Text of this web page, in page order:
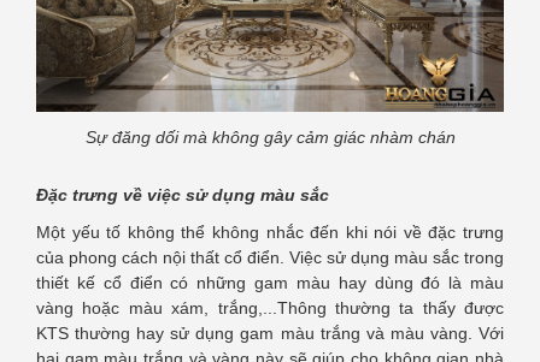
Sự đăng dối mà không gây cảm giác nhàm chán
Đặc trưng về việc sử dụng màu sắc
Một yếu tố không thể không nhắc đến khi nói về đặc trưng
của phong cách nội thất cổ điển. Việc sử dụng màu sắc trong
thiết kế cổ điển có những gam màu hay dùng đó là màu
vàng hoặc màu xám, trắng,...Thông thường ta thấy được
KTS thường hay sử dụng gam màu trắng và màu vàng. Với
hai gam màu trắng và vàng này sẽ giúp cho không gian nhà